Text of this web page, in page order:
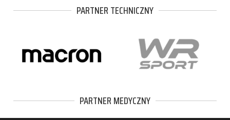
PARTNER TECHNICZNY
PARTNER MEDYCZNY